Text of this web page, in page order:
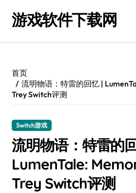
游戏软件下载网
首页
流明物语：特雷的回忆 |
Trey Switch评测
Switch游戏
流明物语：特雷的
LumenTale:
Trey Switch评测